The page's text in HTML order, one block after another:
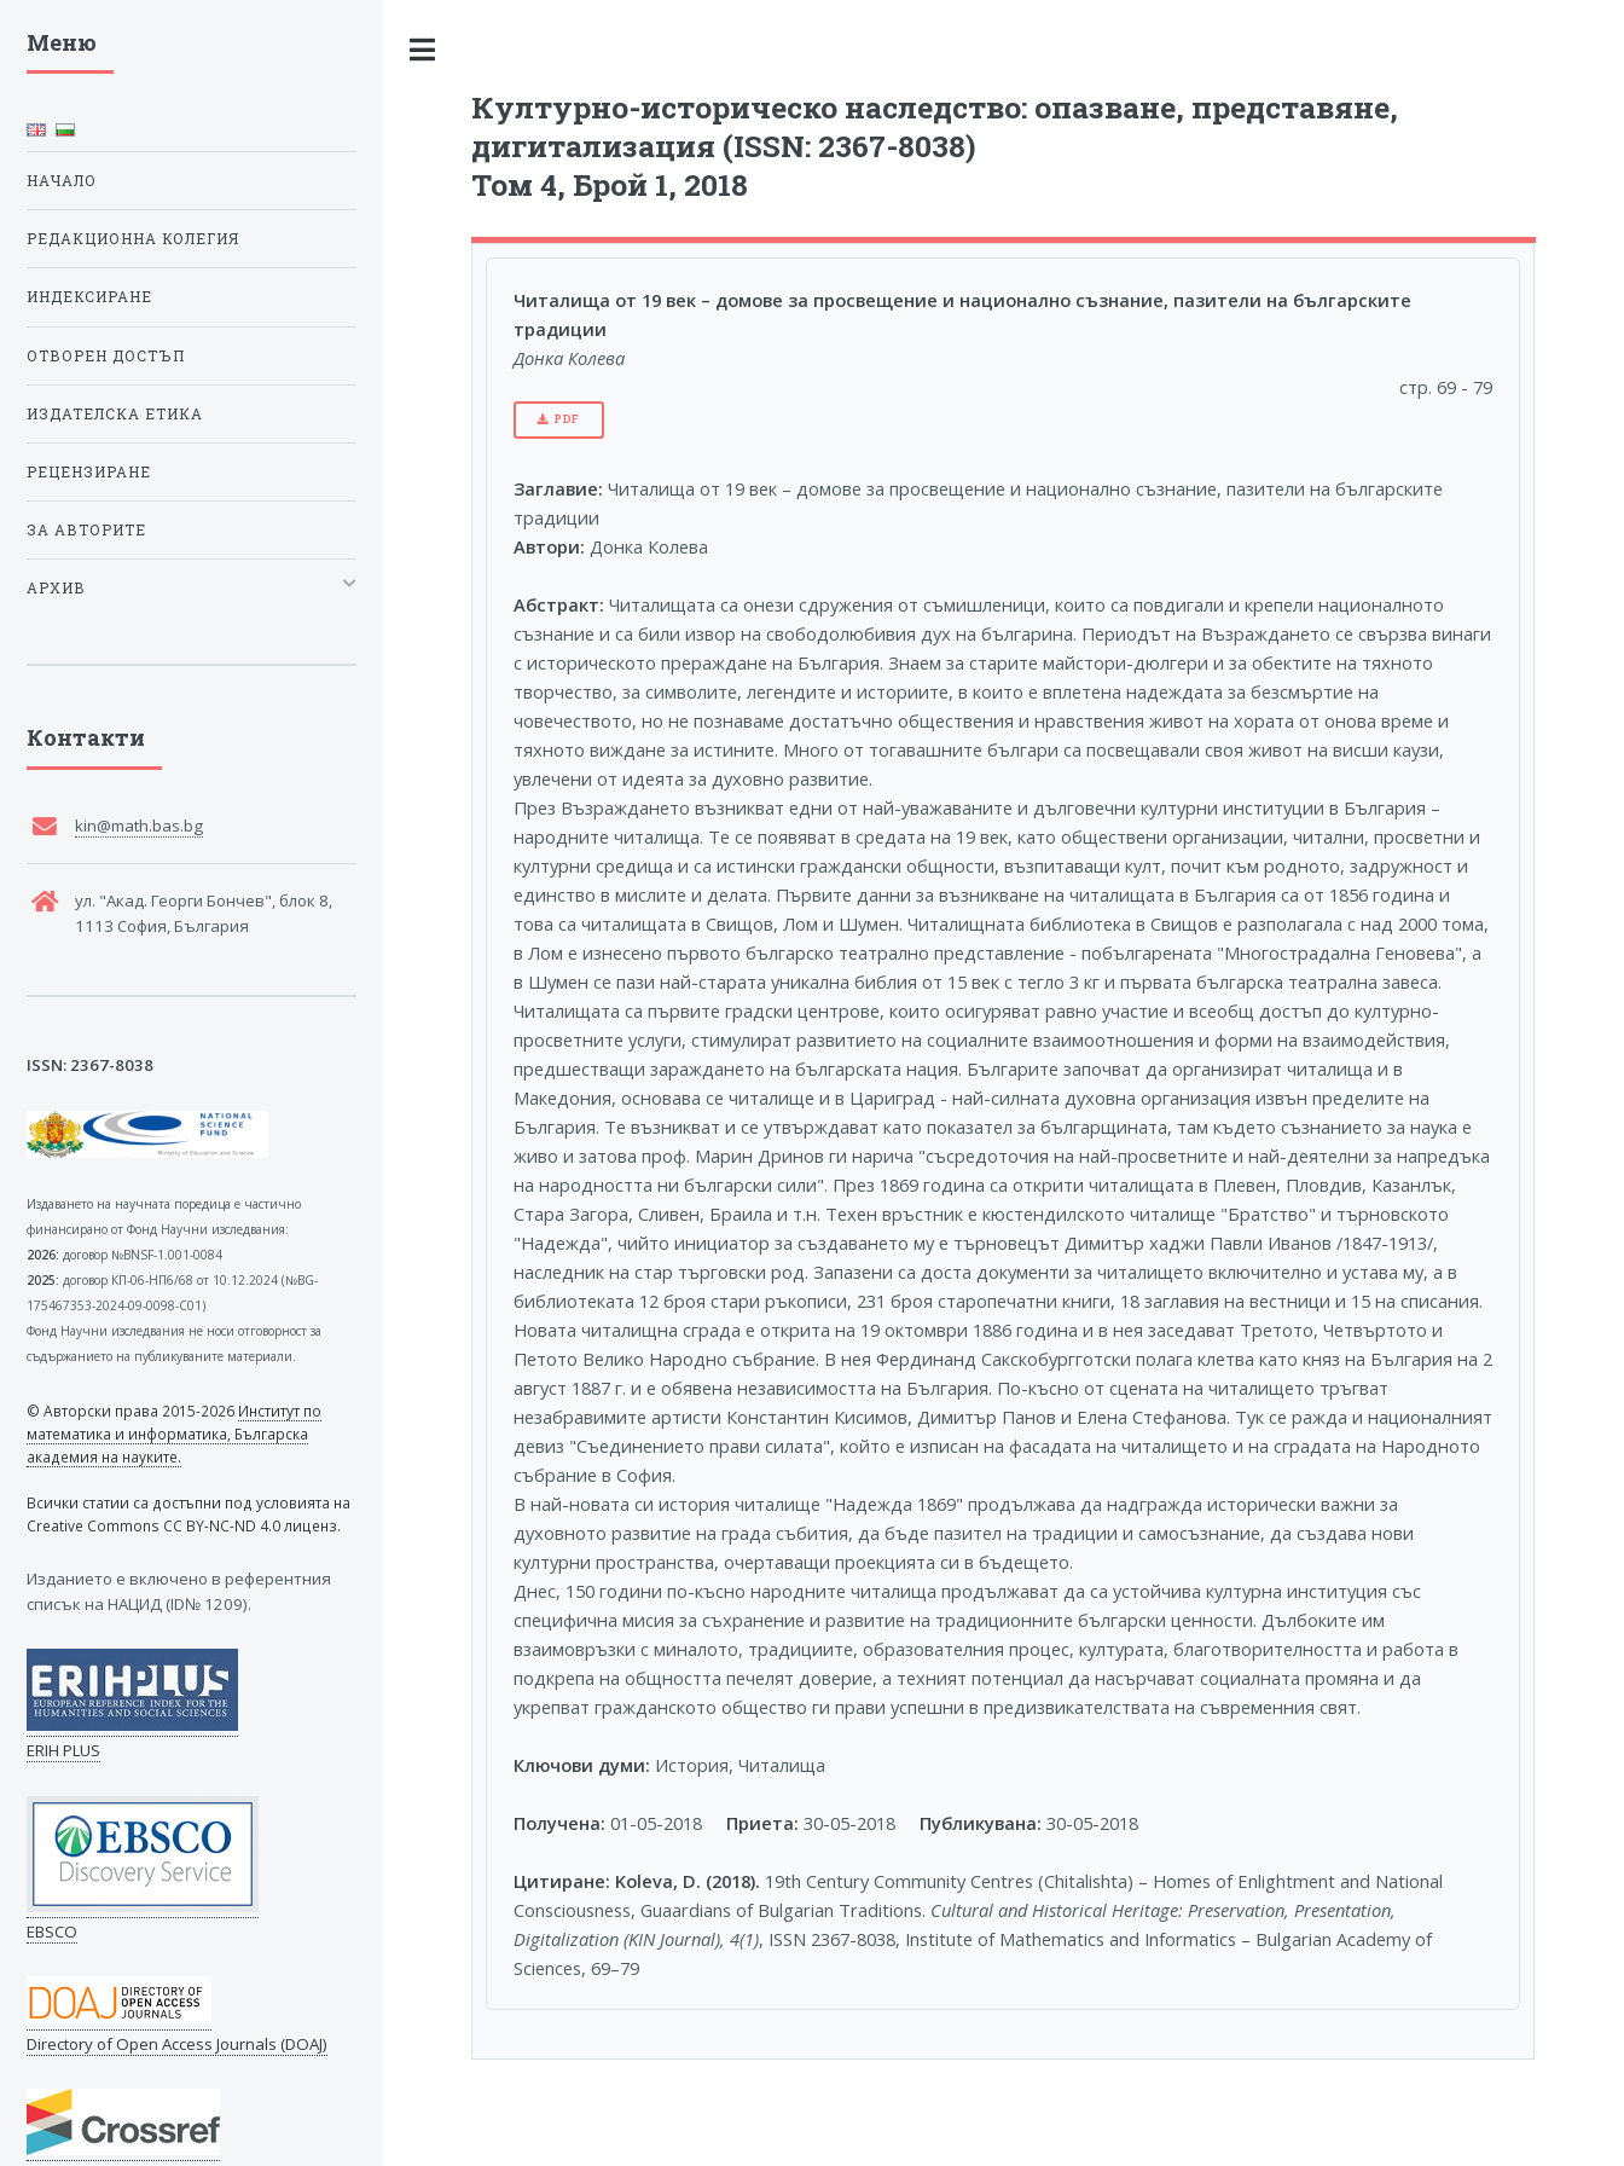
Меню
НАЧАЛО
РЕДАКЦИОННА КОЛЕГИЯ
ИНДЕКСИРАНЕ
ОТВОРЕН ДОСТЪП
ИЗДАТЕЛСКА ЕТИКА
РЕЦЕНЗИРАНЕ
ЗА АВТОРИТЕ
АРХИВ
Контакти
kin@math.bas.bg
ул. "Акад. Георги Бончев", блок 8,
1113 София, България
ISSN: 2367-8038
Издаването на научната поредица е частично
финансирано от Фонд Научни изследвания:
2026: договор №BNSF-1.001-0084
2025: договор КП-06-НП6/68 от 10.12.2024 (№BG-
175467353-2024-09-0098-C01)
Фонд Научни изследвания не носи отговорност за
съдържанието на публикуваните материали.
© Авторски права 2015-2026 Институт по
математика и информатика, Българска
академия на науките.
Всички статии са достъпни под условията на
Creative Commons CC BY-NC-ND 4.0 лиценз.
Изданието e включено в референтния
списък на НАЦИД (ID№ 1209).
ERIH PLUS
EBSCO
Directory of Open Access Journals (DOAJ)
Културно-историческо наследство: опазване, представяне,
дигитализация (ISSN: 2367-8038)
Том 4, Брой 1, 2018
Читалища от 19 век – домове за просвещение и национално съзнание, пазители на българските
традиции
Донка Колева
стр. 69 - 79
PDF
Заглавие:Читалища от 19 век – домове за просвещение и национално съзнание, пазители на българските
традиции
Автори:Донка Колева
Абстракт:Читалищата са онези сдружения от съмишленици, които са повдигали и крепели националното
съзнание и са били извор на свободолюбивия дух на българина. Периодът на Възраждането се свързва винаги
с историческото прераждане на България. Знаем за старите майстори-дюлгери и за обектите на тяхното
творчество, за символите, легендите и историите, в които е вплетена надеждата за безсмъртие на
човечеството, но не познаваме достатъчно обществения и нравствения живот на хората от онова време и
тяхното виждане за истините. Много от тогавашните българи са посвещавали своя живот на висши каузи,
увлечени от идеята за духовно развитие.
През Възраждането възникват едни от най-уважаваните и дълговечни културни институции в България –
народните читалища. Те се появяват в средата на 19 век, като обществени организации, читални, просветни и
културни средища и са истински граждански общности, възпитаващи култ, почит към родното, задружност и
единство в мислите и делата. Първите данни за възникване на читалищата в България са от 1856 година и
това са читалищата в Свищов, Лом и Шумен. Читалищната библиотека в Свищов е разполагала с над 2000 тома,
в Лом е изнесено първото българско театрално представление - побългарената "Многострадална Геновева", а
в Шумен се пази най-старата уникална библия от 15 век с тегло 3 кг и първата българска театрална завеса.
Читалищата са първите градски центрове, които осигуряват равно участие и всеобщ достъп до културно-
просветните услуги, стимулират развитието на социалните взаимоотношения и форми на взаимодействия,
предшестващи зараждането на българската нация. Българите започват да организират читалища и в
Македония, основава се читалище и в Цариград - най-силната духовна организация извън пределите на
България. Те възникват и се утвърждават като показател за българщината, там където съзнанието за наука е
живо и затова проф. Марин Дринов ги нарича "съсредоточия на най-просветните и най-деятелни за напредъка
на народността ни български сили". През 1869 година са открити читалищата в Плевен, Пловдив, Казанлък,
Стара Загора, Сливен, Браила и т.н. Техен връстник е кюстендилското читалище "Братство" и търновското
"Надежда", чийто инициатор за създаването му е търновецът Димитър хаджи Павли Иванов /1847-1913/,
наследник на стар търговски род. Запазени са доста документи за читалището включително и устава му, а в
библиотеката 12 броя стари ръкописи, 231 броя старопечатни книги, 18 заглавия на вестници и 15 на списания.
Новата читалищна сграда е открита на 19 октомври 1886 година и в нея заседават Третото, Четвъртото и
Петото Велико Народно събрание. В нея Фердинанд Сакскобургготски полага клетва като княз на България на 2
август 1887 г. и е обявена независимостта на България. По-късно от сцената на читалището тръгват
незабравимите артисти Константин Кисимов, Димитър Панов и Елена Стефанова. Тук се ражда и националният
девиз "Съединението прави силата", който е изписан на фасадата на читалището и на сградата на Народното
събрание в София.
В най-новата си история читалище "Надежда 1869" продължава да надгражда исторически важни за
духовното развитие на града събития, да бъде пазител на традиции и самосъзнание, да създава нови
културни пространства, очертаващи проекцията си в бъдещето.
Днес, 150 години по-късно народните читалища продължават да са устойчива културна институция със
специфична мисия за съхранение и развитие на традиционните български ценности. Дълбоките им
взаимовръзки с миналото, традициите, образователния процес, културата, благотворителността и работа в
подкрепа на общността печелят доверие, а техният потенциал да насърчават социалната промяна и да
укрепват гражданското общество ги прави успешни в предизвикателствата на съвременния свят.
Ключови думи: История, Читалища
Получена:01-05-2018 Приета:30-05-2018 Публикувана:30-05-2018
Цитиране: Koleva, D. (2018). 19th Century Community Centres (Chitalishta) – Homes of Enlightment and National
Consciousness, Guaardians of Bulgarian Traditions. Cultural and Historical Heritage: Preservation, Presentation,
Digitalization (KIN Journal), 4(1), ISSN 2367-8038, Institute of Mathematics and Informatics – Bulgarian Academy of
Sciences, 69–79